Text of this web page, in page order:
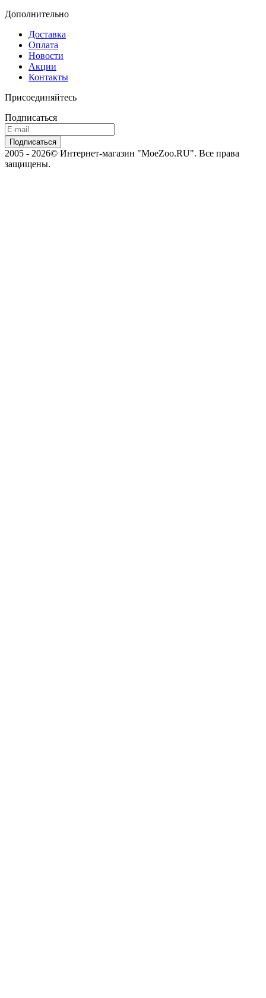
Дополнительно
Доставка
Оплата
Новости
Акции
Контакты
Присоединяйтесь
Подписаться
2005 - 2026© Интернет-магазин "MoeZoo.RU". Все права
защищены.